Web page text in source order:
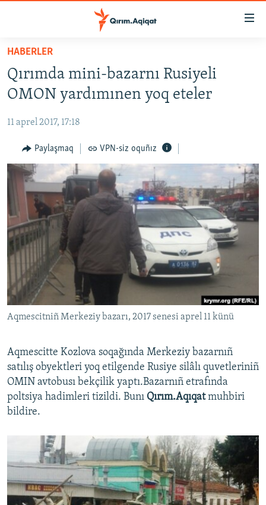
Esas
qaytmaq
Baş
navigatsiyağa
qaytmaq
qaytmaq
HABERLER
SİYASET
İQTİSADİYAT
CEMİYET
MEDENİYET
İNSAN AQLARI
VİDEO
SÜRET
BLOGLAR
FİKİR
Русский
Українською
RFE/RS bütün saytları
HABERLER
Qırımda mini-bazarnı Rusiyeli
OMON yardımınen yoq eteler
11 aprel 2017, 17:18
Paylaşmaq VPN-siz oquñız
Aqmescitniñ Merkeziy bazarı, 2017 senesi aprel 11 künü
Aqmescitte Kozlova soqağında Merkeziy bazarnıñ
satılış obyektleri yoq etilgende Rusiye silâlı quvetleriniñ
OMIN avtobusı bekçilik yaptı.Bazarnıñ etrafında
poltsiya hadimleri tizildi. Bunı Qırım.Aqıqatmuhbiri
bildire.